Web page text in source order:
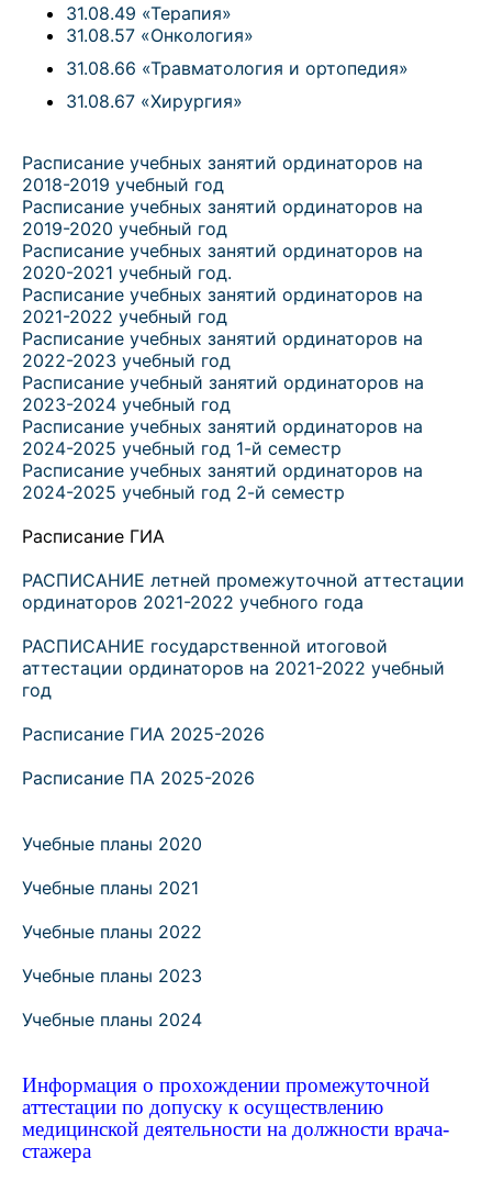
31.08.49 «Терапия»
31.08.57 «Онкология»
31.08.66 «Травматология и ортопедия»
31.08.67 «Хирургия»
Расписание учебных занятий ординаторов на
2018-2019 учебный год
Расписание учебных занятий ординаторов на
2019-2020 учебный год
Расписание учебных занятий ординаторов на
2020-2021 учебный год.
Расписание учебных занятий ординаторов на
2021-2022 учебный год
Расписание учебных занятий ординаторов на
2022-2023 учебный год
Расписание учебный занятий ординаторов на
2023-2024 учебный год
Расписание учебных занятий ординаторов на
2024-2025 учебный год 1-й семестр
Расписание учебных занятий ординаторов на
2024-2025 учебный год 2-й семестр
Расписание ГИА
РАСПИСАНИЕ летней промежуточной аттестации
ординаторов 2021-2022 учебного года
РАСПИСАНИЕ государственной итоговой
аттестации ординаторов на 2021-2022 учебный
год
Расписание ГИА 2025-2026
Расписание ПА 2025-2026
Учебные планы 2020
Учебные планы 2021
Учебные планы 2022
Учебные планы 2023
Учебные планы 2024
Информация о прохождении промежуточной
аттестации по допуску к осуществлению
медицинской деятельности на должности врача-
стажера